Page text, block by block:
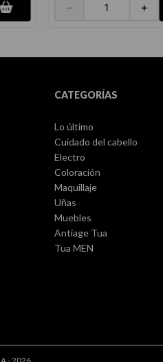
＋
－
CATEGORÍAS
Lo último
Cuidado del cabello
Electro
Coloración
Maquillaje
Uñas
Muebles
Antiage Tua
Tua MEN
- 2026